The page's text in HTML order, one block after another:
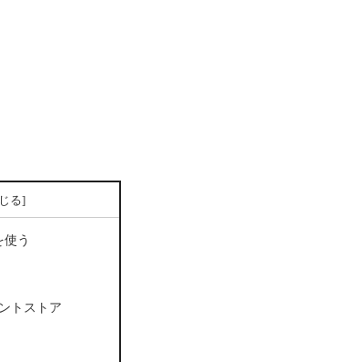
う
トストア